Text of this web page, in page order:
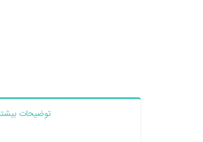
توضیحات